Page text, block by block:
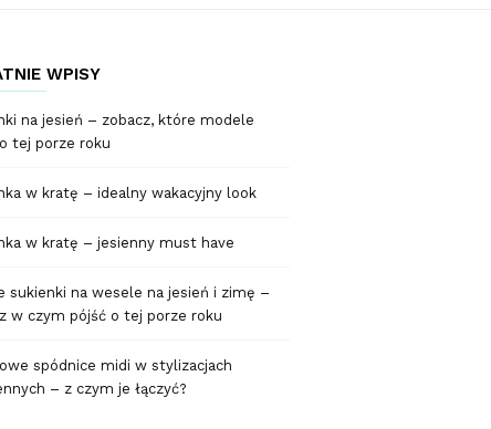
WPISY
na jesień – zobacz, które modele
tej porze roku
w kratę – idealny wakacyjny look
w kratę – jesienny must have
sukienki na wesele na jesień i zimę –
w czym pójść o tej porze roku
spódnice midi w stylizacjach
– z czym je łączyć?